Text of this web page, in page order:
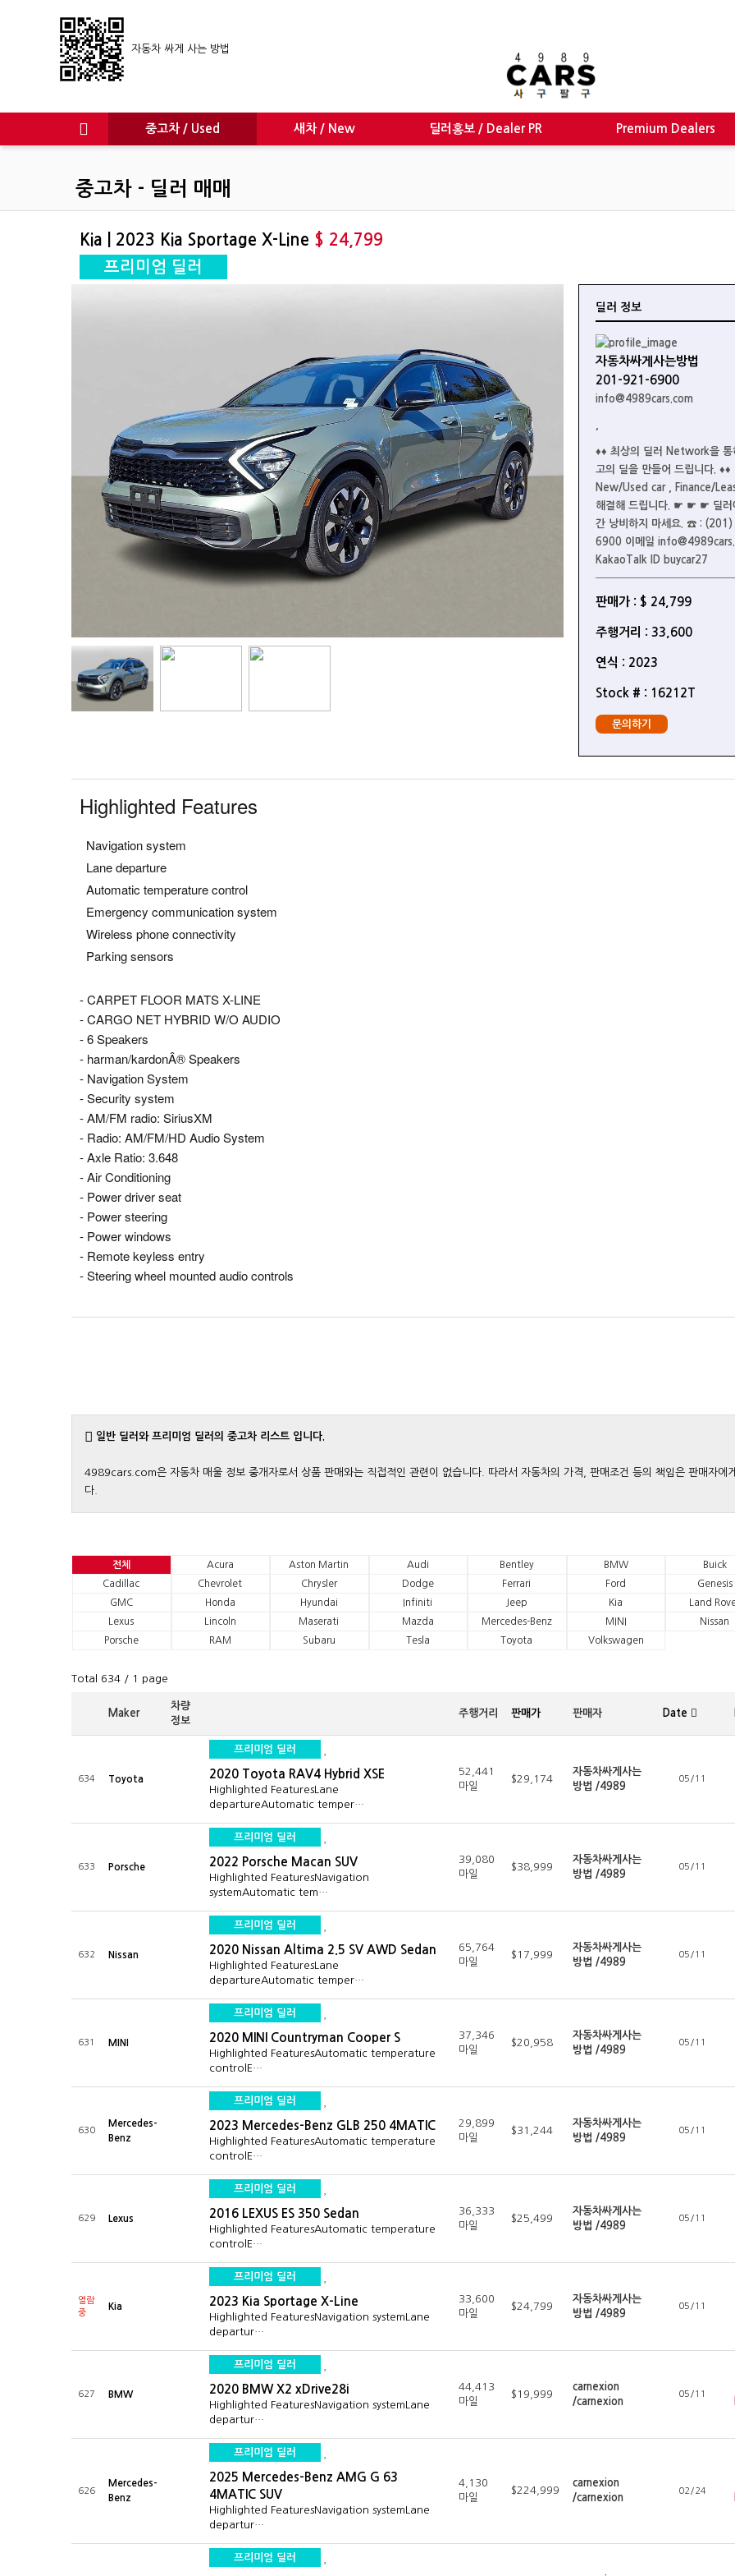
자동차 싸게 사는 방법
중고차 / Used 새차 / New 딜러홍보 / Dealer PR Premium Dealers
중고차 - 딜러 매매
Kia | 2023 Kia Sportage X-Line $ 24,799
프리미엄 딜러
딜러 정보
자동차싸게사는방법
201-921-6900
info@4989cars.com
♦♦ 최상의 딜러 Network을 통
고의 딜을 만들어 드립니다. ♦♦
New/Used car , Finance/
해결해 드립니다. ☛ ☛ ☛ 딜러
간 낭비하지 마세요. ☎ :
6900 이메일
KakaoTalk ID buycar27
판매가 : $ 24,799
주행거리 : 33,600
연식 : 2023
Stock # : 16212T
문의하기
Highlighted Features
Navigation system
Lane departure
Automatic temperature control
Emergency communication system
Wireless phone connectivity
Parking sensors
- CARPET FLOOR MATS X-LINE
- CARGO NET HYBRID W/O AUDIO
- 6 Speakers
- harman/kardonÂ® Speakers
- Navigation System
- Security system
- AM/FM radio: SiriusXM
- Radio: AM/FM/HD Audio System
- Axle Ratio: 3.648
- Air Conditioning
- Power driver seat
- Power steering
- Power windows
- Remote keyless entry
- Steering wheel mounted audio controls
일반 딜러와 프리미엄 딜러의 중고차 리스트 입니다.
4989cars.com은 자동차 매울 정보 중개자로서 상품 판매와는 직접적인 관련이 없습니다. 따라서 자동차의 가격, 판매조건 등의 책임은 판매자에
다.
전체 Acura Aston Martin Audi Bentley BMW
Buick
Cadillac
Chevrolet Chrysler Dodge Ferrari Ford
Genesis
GMC
Honda Hyundai Infiniti Jeep Kia
Land
Lexus
Lincoln Maserati Mazda Mercedes-Benz MINI
Nissan
Porsche
RAM Subaru Tesla Toyota Volkswagen
Total 634 / 1 page
Maker
차량
정보
주행거리 판매가 판매자 Date
634 Toyota
프리미엄 딜러
2020 Toyota RAV4 Hybrid XSE
Highlighted FeaturesLane
departureAutomatic temper…
52,441
마일
$29,174
자동차싸게사는
방법 /4989
05/11
633 Porsche
프리미엄 딜러
2022 Porsche Macan SUV
Highlighted FeaturesNavigation
systemAutomatic tem…
39,080
마일
$38,999
자동차싸게사는
방법 /4989
05/11
632 Nissan
프리미엄 딜러
2020 Nissan Altima 2.5 SV AWD Sedan
Highlighted FeaturesLane
departureAutomatic temper…
65,764
마일
$17,999
자동차싸게사는
방법 /4989
05/11
631 MINI
프리미엄 딜러
2020 MINI Countryman Cooper S
Highlighted FeaturesAutomatic temperature
controlE…
37,346
마일
$20,958
자동차싸게사는
방법 /4989
05/11
630
Mercedes-
Benz
프리미엄 딜러
2023 Mercedes-Benz GLB 250 4MATIC
Highlighted FeaturesAutomatic temperature
controlE…
29,899
마일
$31,244
자동차싸게사는
방법 /4989
05/11
629 Lexus
프리미엄 딜러
2016 LEXUS ES 350 Sedan
Highlighted FeaturesAutomatic temperature
controlE…
36,333
마일
$25,499
자동차싸게사는
방법 /4989
05/11
열람
중
Kia
프리미엄 딜러
2023 Kia Sportage X-Line
Highlighted FeaturesNavigation systemLane
departur…
33,600
마일
$24,799
자동차싸게사는
방법 /4989
05/11
627 BMW
프리미엄 딜러
2020 BMW X2 xDrive28i
Highlighted FeaturesNavigation systemLane
departur…
44,413
마일
$19,999
carnexion
/carnexion
05/11
626
Mercedes-
Benz
프리미엄 딜러
2025 Mercedes-Benz AMG G 63
4MATIC SUV
Highlighted FeaturesNavigation systemLane
departur…
4,130
마일
$224,999
carnexion
/carnexion
02/24
프리미엄 딜러